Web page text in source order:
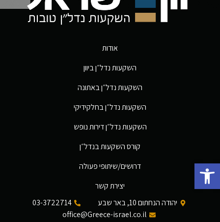
פתח סרגל נגישות
אודות
השקעות נדל״ן ביוון
השקעות נדל״ן באתונה
השקעות נדל״ן בחלקידיקי
השקעות נדל״ן דירות נופש
קורס השקעות בנדל״ן
דרושים/שיתופי פעולה
יצירת קשר
יהודה הנחתום 10, באר שבע
03-3722714
office@Greece-israel.co.il